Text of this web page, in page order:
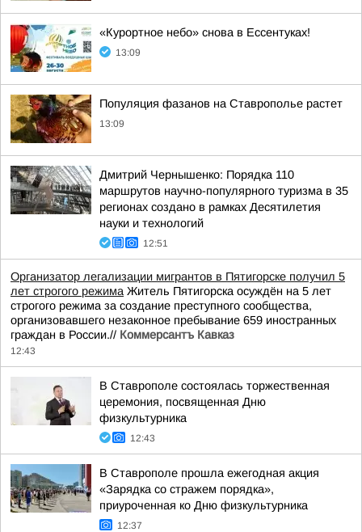
«Курортное небо» снова в Ессентуках!
13:09
Популяция фазанов на Ставрополье растет
13:09
Дмитрий Чернышенко: Порядка 110
маршрутов научно-популярного туризма в 35
регионах создано в рамках Десятилетия
науки и технологий
12:51
Организатор легализации мигрантов в Пятигорске получил 5
лет строгого режима Житель Пятигорска осуждён на 5 лет
строгого режима за создание преступного сообщества,
организовавшего незаконное пребывание 659 иностранных
граждан в России.// Коммерсантъ Кавказ
12:43
В Ставрополе состоялась торжественная
церемония, посвященная Дню
физкультурника
12:43
В Ставрополе прошла ежегодная акция
«Зарядка со стражем порядка»,
приуроченная ко Дню физкультурника
12:37